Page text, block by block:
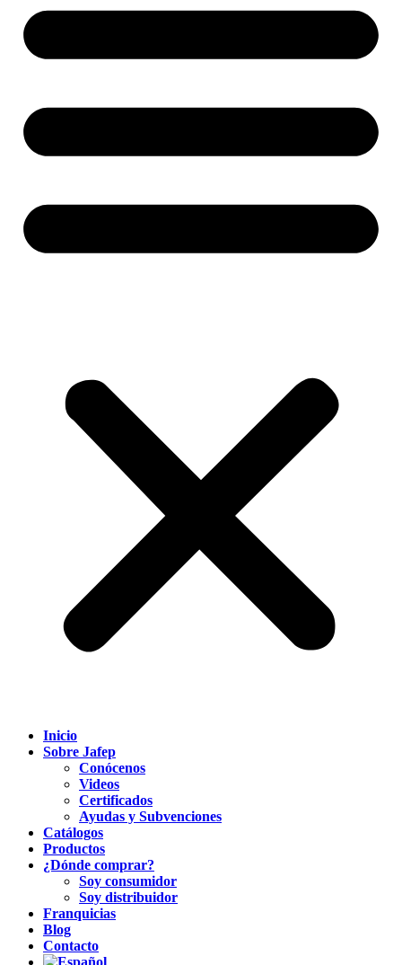
Inicio
Sobre Jafep
Conócenos
Videos
Certificados
Ayudas y Subvenciones
Catálogos
Productos
¿Dónde comprar?
Soy consumidor
Soy distribuidor
Franquicias
Blog
Contacto